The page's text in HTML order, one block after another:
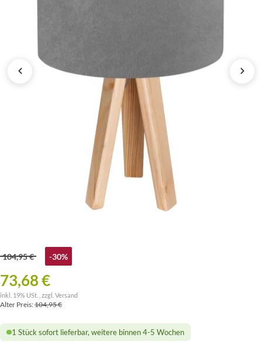
104,95 € -30%
73,68 €
inkl. 19% USt. , zzgl. Versand
Alter Preis:104,95 €
1 Stück sofort lieferbar, weitere binnen 4-5 Wochen